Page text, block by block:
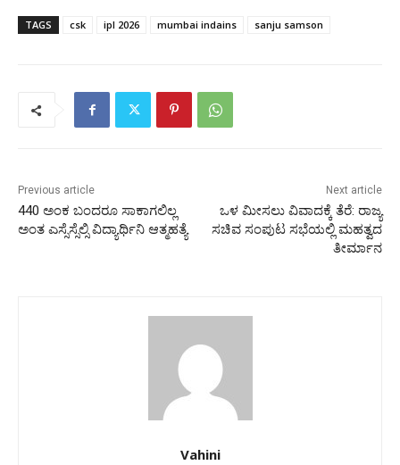
TAGS csk ipl 2026 mumbai indains sanju samson
Previous article
440 ಅಂಕ ಬಂದರೂ ಸಾಕಾಗಲಿಲ್ಲ
ಅಂತ ಎಸ್ಸೆಸ್ಸೆಲ್ಸಿ ವಿದ್ಯಾರ್ಥಿನಿ ಆತ್ಮಹತ್ಯೆ
Next article
ಒಳ ಮೀಸಲು ವಿವಾದಕ್ಕೆ ತೆರೆ: ರಾಜ್ಯ
ಸಚಿವ ಸಂಪುಟ ಸಭೆಯಲ್ಲಿ ಮಹತ್ವದ
ತೀರ್ಮಾನ
Vahini